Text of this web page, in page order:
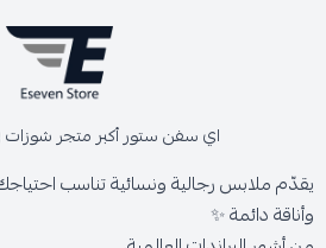
اي سفن ستور أكبر متجر شوزات
يقدّم ملابس رجالية ونسائية تناسب
وأناقة دائمة ✨